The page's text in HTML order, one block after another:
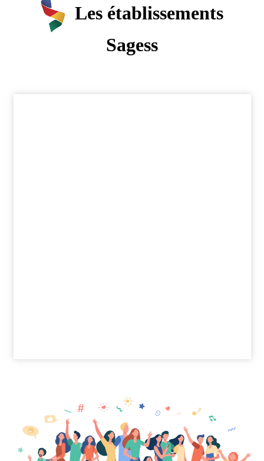
Les établissements
Sagess